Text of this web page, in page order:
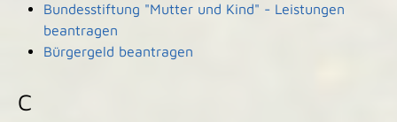
Bundesstiftung "Mutter und Kind" - Leistungen
beantragen
Bürgergeld beantragen
C